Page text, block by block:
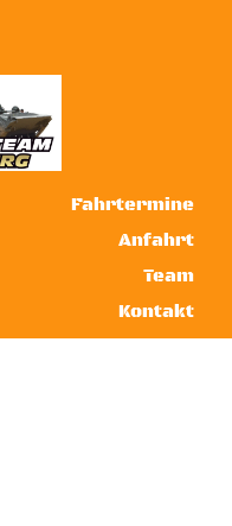
Fahrtermine
Anfahrt
Team
Kontakt